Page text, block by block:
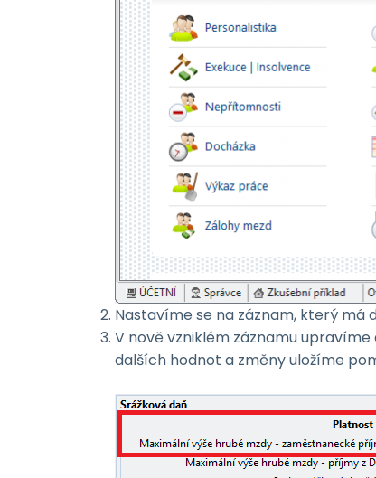
Nastavíme se na záznam, který má
V nově vzniklém záznamu
dalších hodnot a změny uložíme